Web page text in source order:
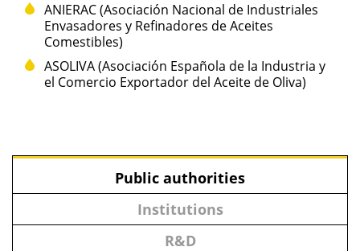
ANIERAC (Asociación Nacional de Industriales
Envasadores y Refinadores de Aceites
Comestibles)
ASOLIVA (Asociación Española de la Industria y
el Comercio Exportador del Aceite de Oliva)
Public authorities
Institutions
R&D